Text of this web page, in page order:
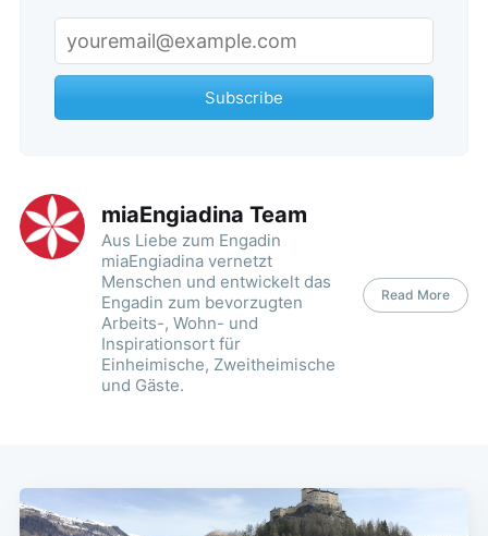
Subscribe
miaEngiadina Team
Aus Liebe zum Engadin
miaEngiadina vernetzt
Menschen und entwickelt das
Engadin zum bevorzugten
Arbeits-, Wohn- und
Inspirationsort für
Einheimische, Zweitheimische
und Gäste.
Read More